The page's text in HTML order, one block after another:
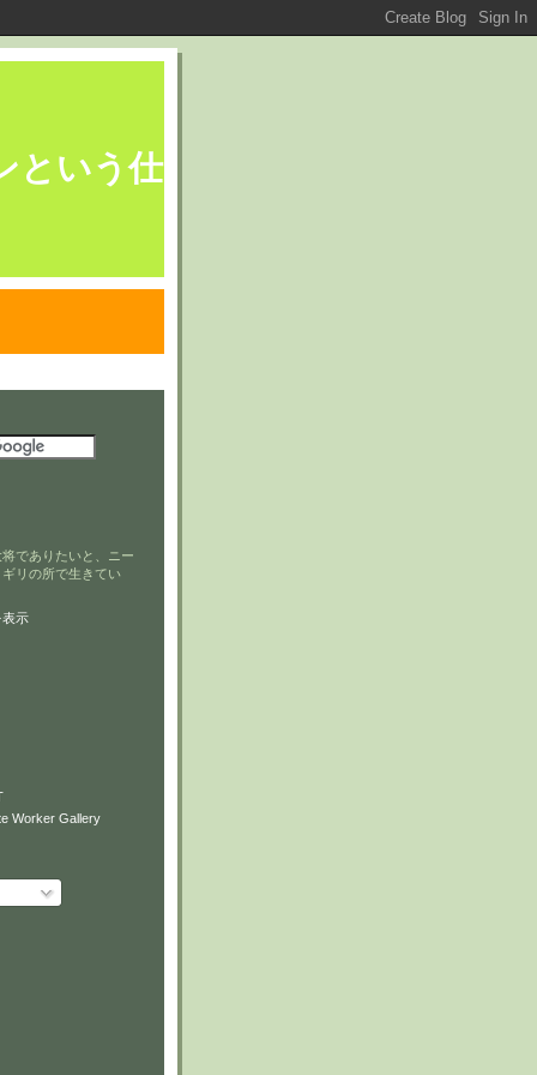
という仕
でありたいと、ニー
ギリの所で生きてい
表示
Worker Gallery